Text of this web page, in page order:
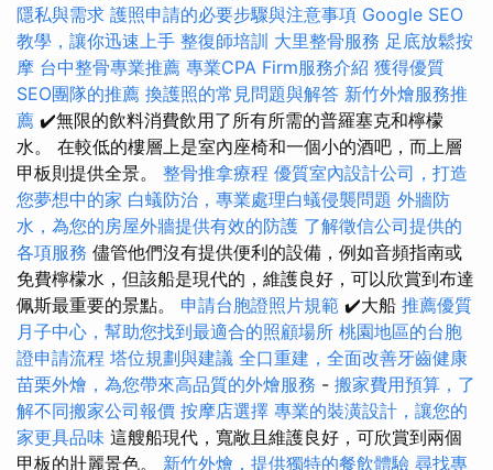
隱私與需求 護照申請的必要步驟與注意事項 Google SEO
教學，讓你迅速上手 整復師培訓 大里整骨服務 足底放鬆按
摩 台中整骨專業推薦 專業CPA Firm服務介紹 獲得優質
SEO團隊的推薦 換護照的常見問題與解答 新竹外燴服務推
薦 ✔️無限的飲料消費飲用了所有所需的普羅塞克和檸檬
水。 在較低的樓層上是室內座椅和一個小的酒吧，而上層
甲板則提供全景。 整骨推拿療程 優質室內設計公司，打造
您夢想中的家 白蟻防治，專業處理白蟻侵襲問題 外牆防
水，為您的房屋外牆提供有效的防護 了解徵信公司提供的
各項服務 儘管他們沒有提供便利的設備，例如音頻指南或
免費檸檬水，但該船是現代的，維護良好，可以欣賞到布達
佩斯最重要的景點。 申請台胞證照片規範 ✔️大船 推薦優質
月子中心，幫助您找到最適合的照顧場所 桃園地區的台胞
證申請流程 塔位規劃與建議 全口重建，全面改善牙齒健康
苗栗外燴，為您帶來高品質的外燴服務 - 搬家費用預算，了
解不同搬家公司報價 按摩店選擇 專業的裝潢設計，讓您的
家更具品味 這艘船現代，寬敞且維護良好，可欣賞到兩個
甲板的壯麗景色。 新竹外燴，提供獨特的餐飲體驗 尋找專